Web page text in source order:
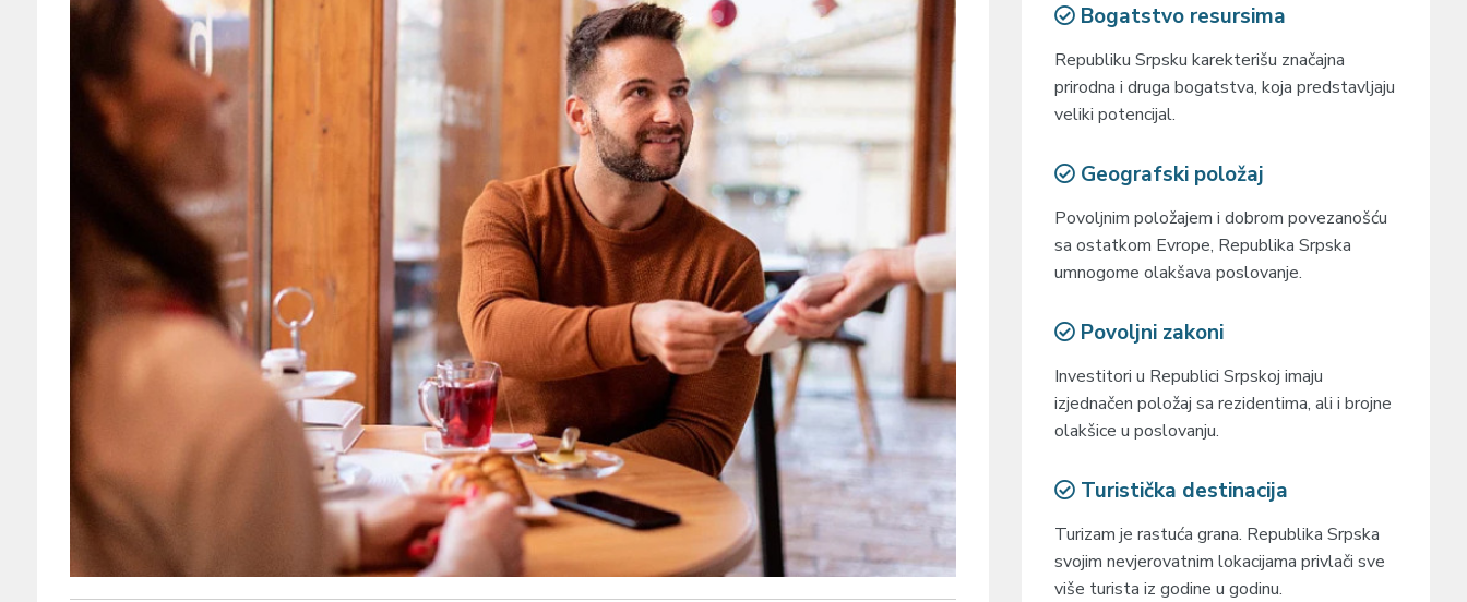
Bogatstvo resursima
Republiku Srpsku karekterišu značajna
prirodna i druga bogatstva, koja predstavljaju
veliki potencijal.
Geografski položaj
Povoljnim položajem i dobrom povezanošću
sa ostatkom Evrope, Republika Srpska
umnogome olakšava poslovanje.
Povoljni zakoni
Investitori u Republici Srpskoj imaju
izjednačen položaj sa rezidentima, ali i brojne
olakšice u poslovanju.
Turistička destinacija
Turizam je rastuća grana. Republika Srpska
svojim nevjerovatnim lokacijama privlači sve
više turista iz godine u godinu.